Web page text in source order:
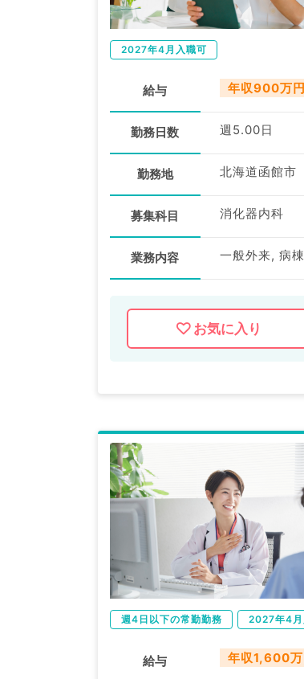
2027年4月入職可
給与 年収900万
勤務日数 週5.00日
勤務地 北海道函館市
募集科目 消化器内科
業務内容 一般外来, 病
お気に入り
週4日以下の常勤勤務 2027年4月
給与 年収1,600万